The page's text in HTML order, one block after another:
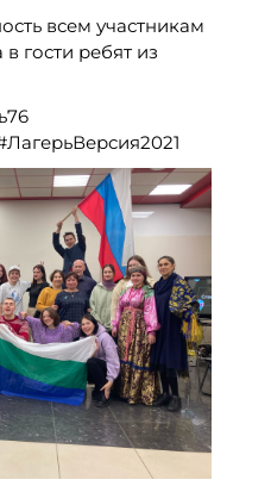
всем участникам
гости ребят из